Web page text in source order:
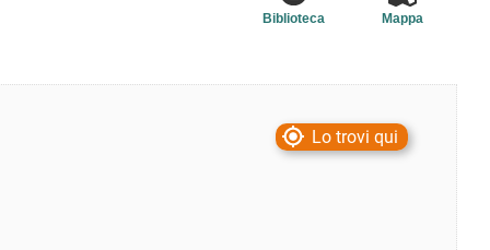
Mappa
Biblioteca
Lo trovi qui